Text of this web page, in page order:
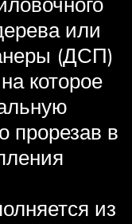
или
(ДСП)
которое
прорезав в
из